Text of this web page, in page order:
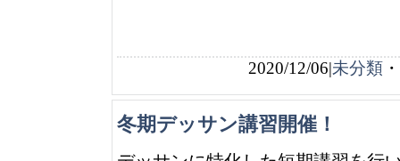
2020/12/06|未分類 ・
冬期デッサン講習開催！